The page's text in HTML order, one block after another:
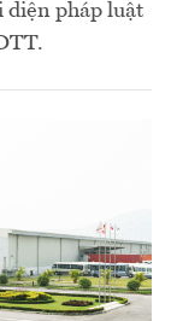
diện pháp luật